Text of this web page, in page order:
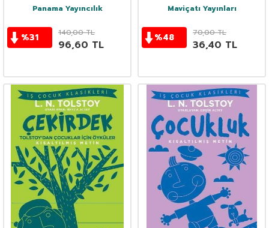
Panama Yayıncılık
%31 140,00TL
96,60 TL
Maviçatı Yayınları
%48 70,00TL
36,40 TL